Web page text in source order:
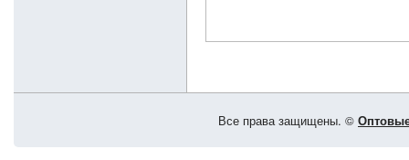
Все права защищены. ©